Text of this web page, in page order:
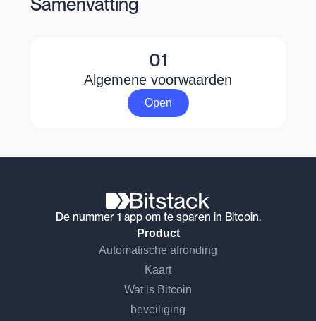
01
Algemene voorwaarden
Open
De nummer 1 app om te sparen in Bitcoin.
Product
Automatische afronding
Kaart
Wat is Bitcoin
beveiliging